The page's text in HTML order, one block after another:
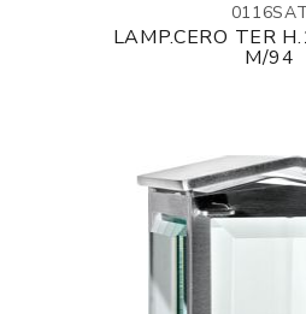
0116SAT
LAMP.CERO TER
M/94